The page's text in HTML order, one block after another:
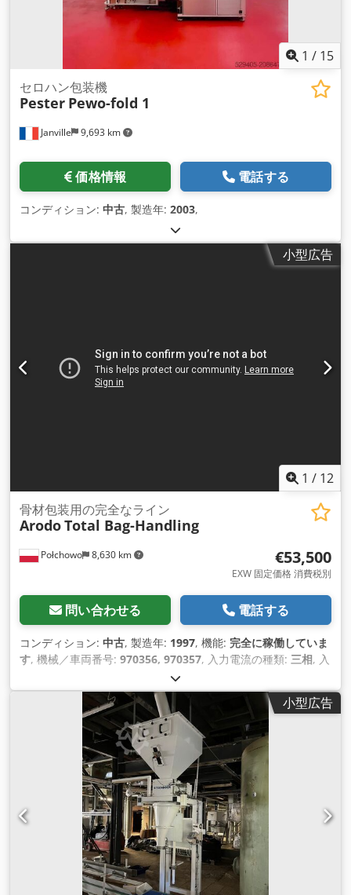
1 / 15
Janville 9,693 km
セロハン包装機
Pester Pewo-fold 1
価格情報 電話する
コンディション: 中古, 製造年: 2003,
小型広告
1 / 12
Połchowo 8,630 km
骨材包装用の完全なライン
ArodoTotal Bag-Handling
€53,500
EXW 固定価格 消費税別
問い合わせる 電話する
コンディション: 中古, 製造年: 1997, 機能: 完全に稼働していま
す, 機械／車両番号: 970356, 970357, 入力電流の種類: 三相, 入
6 バー
バー,
小型広告